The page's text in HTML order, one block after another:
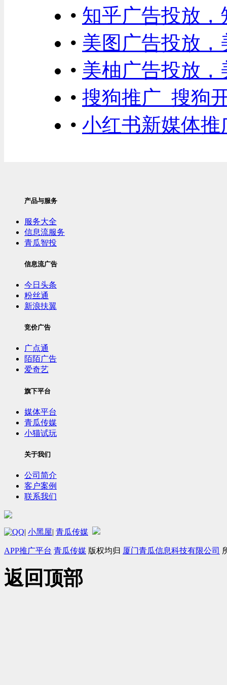
• 知乎广告投放
• 美图广告投放
• 美柚广告投放
• 搜狗推广_搜狗
• 小红书新媒体推
产品与服务
服务大全
信息流服务
青瓜智投
信息流广告
今日头条
粉丝通
新浪扶翼
竞价广告
广点通
陌陌广告
爱奇艺
旗下平台
媒体平台
青瓜传媒
小猫试玩
关于我们
公司简介
客户案例
联系我们
| 小黑屋| 青瓜传媒
APP推广平台 青瓜传媒 版权均归 厦门青瓜信息科技有限公司
返回顶部